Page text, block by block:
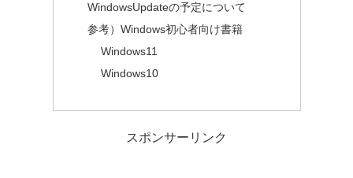
WindowsUpdateの予定について
参考）Windows初心者向け書籍
Windows11
Windows10
スポンサーリンク